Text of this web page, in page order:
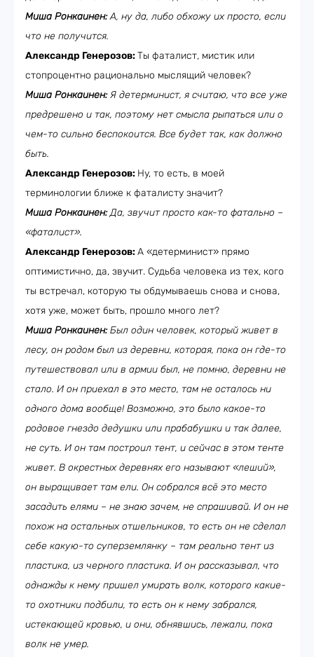
Миша Ронкаинен:А, ну да, либо обхожу их просто, если
что не получится.
Александр Генерозов:Ты фаталист, мистик или
стопроцентно рационально мыслящий человек?
Миша Ронкаинен:Я детерминист, я считаю, что все уже
предрешено и так, поэтому нет смысла рыпаться или о
чем-то сильно беспокоится. Все будет так, как должно
быть.
Александр Генерозов: Ну, то есть, в моей
терминологии ближе к фаталисту значит?
Миша Ронкаинен:Да, звучит просто как-то фатально –
«фаталист».
Александр Генерозов:А «детерминист» прямо
оптимистично, да, звучит. Судьба человека из тех, кого
ты встречал, которую ты обдумываешь снова и снова,
хотя уже, может быть, прошло много лет?
Миша Ронкаинен:Был один человек, который живет в
лесу, он родом был из деревни, которая, пока он где-то
путешествовал или в армии был, не помню, деревни не
стало. И он приехал в это место, там не осталось ни
одного дома вообще! Возможно, это было какое-то
родовое гнездо дедушки или прабабушки и так далее,
не суть. И он там построил тент, и сейчас в этом тенте
живет. В окрестных деревнях его называют «леший»,
он выращивает там ели. Он собрался всё это место
засадить елями – не знаю зачем, не спрашивай. И он не
похож на остальных отшельников, то есть он не сделал
себе какую-то суперземлянку – там реально тент из
пластика, из черного пластика. И он рассказывал, что
однажды к нему пришел умирать волк, которого какие-
то охотники подбили, то есть он к нему забрался,
истекающей кровью, и они, обнявшись, лежали, пока
волк не умер.